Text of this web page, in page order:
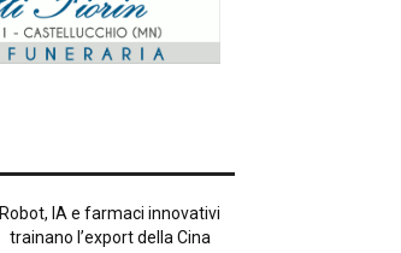
Robot, IA e farmaci innovativi
trainano l’export della Cina